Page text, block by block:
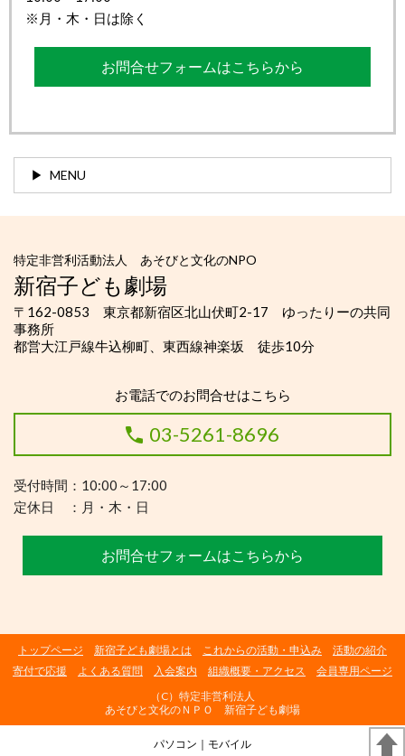
※月・木・日は除く
お問合せフォームはこちらから
MENU
特定非営利活動法人 あそびと文化のNPO
新宿子ども劇場
〒162-0853 東京都新宿区北山伏町2-17 ゆったりーの共同
事務所
都営大江戸線牛込柳町、東西線神楽坂 徒歩10分
お電話でのお問合せはこちら
03-5261-8696
受付時間：10:00～17:00
定休日 ：月・木・日
お問合せフォームはこちらから
（C）特定非営利法人
あそびと文化のＮＰＯ 新宿子ども劇場
トップページ 新宿子ども劇場とは これからの活動・申込み
活動の紹介
寄付で応援
よくある質問 入会案内 組織概要・アクセス 会員専用ページ
パソコン ｜モバイル